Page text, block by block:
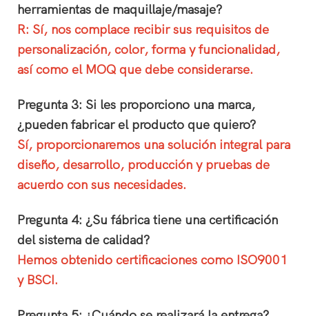
herramientas de maquillaje/masaje?
R: Sí, nos complace recibir sus requisitos de
personalización, color, forma y funcionalidad,
así como el MOQ que debe considerarse.
Pregunta 3: Si les proporciono una marca,
¿pueden fabricar el producto que quiero?
Sí, proporcionaremos una solución integral para
diseño, desarrollo, producción y pruebas de
acuerdo con sus necesidades.
Pregunta 4: ¿Su fábrica tiene una certificación
del sistema de calidad?
Hemos obtenido certificaciones como ISO9001
y BSCI.